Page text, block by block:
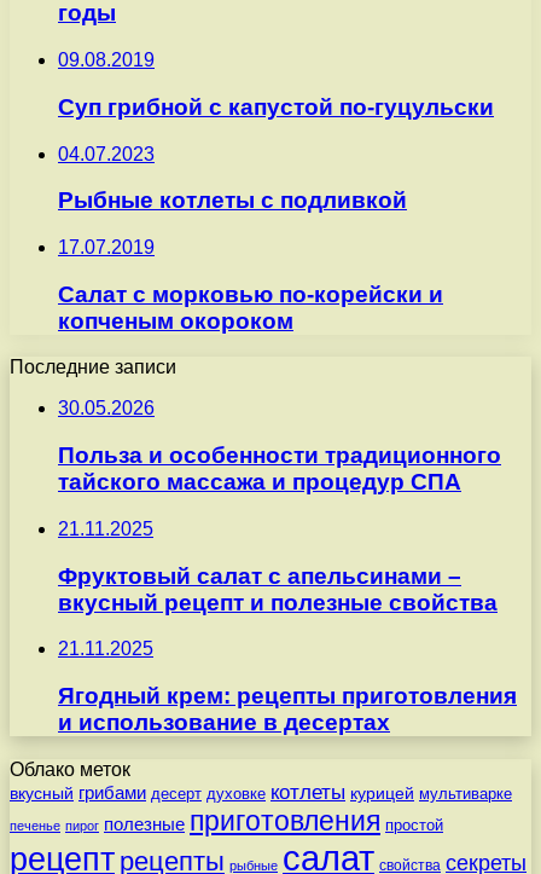
годы
09.08.2019
Суп грибной с капустой по-гуцульски
04.07.2023
Рыбные котлеты с подливкой
17.07.2019
Салат с морковью по-корейски и
копченым окороком
Последние записи
30.05.2026
Польза и особенности традиционного
тайского массажа и процедур СПА
21.11.2025
Фруктовый салат с апельсинами –
вкусный рецепт и полезные свойства
21.11.2025
Ягодный крем: рецепты приготовления
и использование в десертах
Облако меток
вкусный грибами десерт духовке котлеты курицей мультиварке
печенье пирог полезные приготовления простой
рецепт рецепты рыбные салат свойства секреты